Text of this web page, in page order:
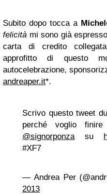
Subito dopo tocca a
felicità mi sono già
carta di credito
approfitto di questo
autocelebrazione,
andreaper.it*.
Scrivo questo tweet
perché voglio
@signorponza su
#XF7
— Andrea Per
2013